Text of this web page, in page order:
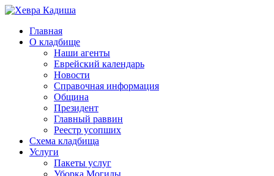
Главная
О кладбище
Наши агенты
Еврейский календарь
Новости
Справочная информация
Община
Президент
Главный раввин
Реестр усопших
Схема кладбища
Услуги
Пакеты услуг
Уборка Могилы